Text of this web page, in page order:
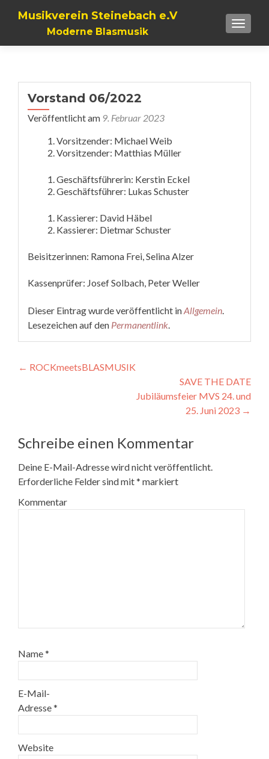
Musikverein Steinebach e.V
Moderne Blasmusik
Vorstand 06/2022
Veröffentlicht am 9. Februar 2023
Vorsitzender: Michael Weib
Vorsitzender: Matthias Müller
Geschäftsführerin: Kerstin Eckel
Geschäftsführer: Lukas Schuster
Kassierer: David Häbel
Kassierer: Dietmar Schuster
Beisitzerinnen: Ramona Frei, Selina Alzer
Kassenprüfer: Josef Solbach, Peter Weller
Dieser Eintrag wurde veröffentlicht inAllgemein.
Lesezeichen auf den Permanentlink.
Beitragsnavigation
← ROCKmeetsBLASMUSIK
SAVE THE DATE
Jubiläumsfeier MVS 24. und
25. Juni 2023 →
Schreibe einen Kommentar
Deine E-Mail-Adresse wird nicht veröffentlicht.
Erforderliche Felder sind mit* markiert
Kommentar
Name*
E-Mail-
Adresse*
Website